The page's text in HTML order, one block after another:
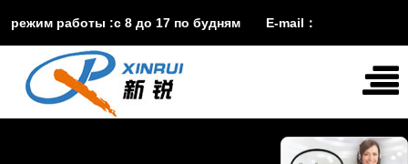
режим работы :с 8 до 17 по будням E-mail：
vira@xinruisuji.comWhatsApp： 